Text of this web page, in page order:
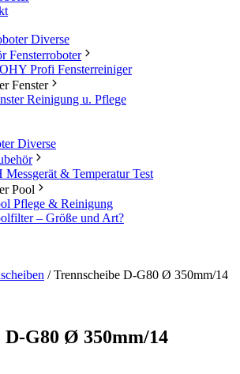
Diverse
Fensterroboter
Profi Fensterreiniger
Fenster
Reinigung u. Pflege
Diverse
Messgerät & Temperatur Test
Pool
Pflege & Reinigung
– Größe und Art?
/ Trennscheibe D-G80 Ø 350mm/14
D-G80 Ø 350mm/14